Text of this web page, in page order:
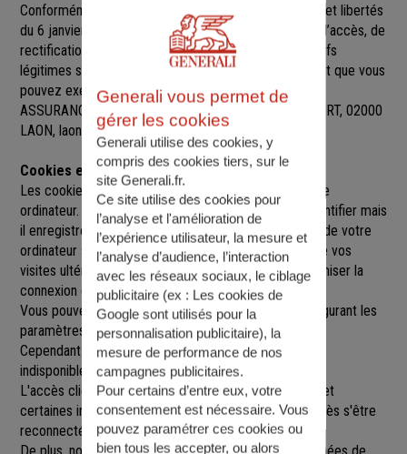
Conformément aux dispositions de la loi Informatique et libertés
du 6 janvier 1978 modifiée, vous disposez d’un droit d’accès, de
rectification, de suppression et d’opposition pour motifs
légitimes sur l’ensemble des données vous concernant que vous
pouvez exercer sur simple demande auprès de SARL
ASSURANCES ETG
, à 1 BOULEVARD GRAS BRANCOURT, 02000
LAON, laon@agence.generali.fr.
Cookies et sessions
Les cookies sont de petits fichiers implantés sur votre
ordinateur. Un cookie ne nous permet pas de vous identifier mais
il enregistre des informations relatives à la navigation de votre
ordinateur sur notre site que nous pourrons lire lors de vos
visites ultérieures afin de faciliter la navigation, d'optimiser la
connexion et de personnaliser l'utilisation du site.
Vous pouvez refuser l'utilisation des cookies en configurant les
paramètres de votre navigateur Internet.
Cependant le fait de refuser les cookies peut rendre
indisponibles toutes ou certaines parties du site.
L'accès client est construit avec un délai de session, et
certaines informations ne seront remises à jour qu'après s'être
reconnecté sur le site.
Generali vous permet de
gérer les cookies
Generali utilise des cookies, y
compris des cookies tiers, sur le
site Generali.fr.
Ce site utilise des cookies pour
l’analyse et l'amélioration de
l’expérience utilisateur, la mesure et
l’analyse d’audience, l’interaction
avec les réseaux sociaux, le ciblage
publicitaire (ex : Les cookies de
Google sont utilisés pour la
personnalisation publicitaire), la
mesure de performance de nos
campagnes publicitaires.
Pour certains d’entre eux, votre
consentement est nécessaire. Vous
pouvez paramétrer ces cookies ou
bien tous les accepter, ou alors